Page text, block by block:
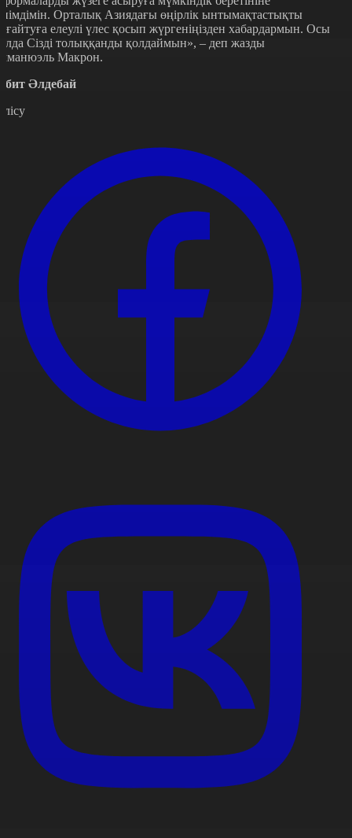
Орталық Азиядағы өңірлік ынтымақтастықты
елеулі үлес қосып жүргеніңізден хабардармын. Осы
Сізді толыққанды қолдаймын», – деп жазды
Макрон.
Әлдебай